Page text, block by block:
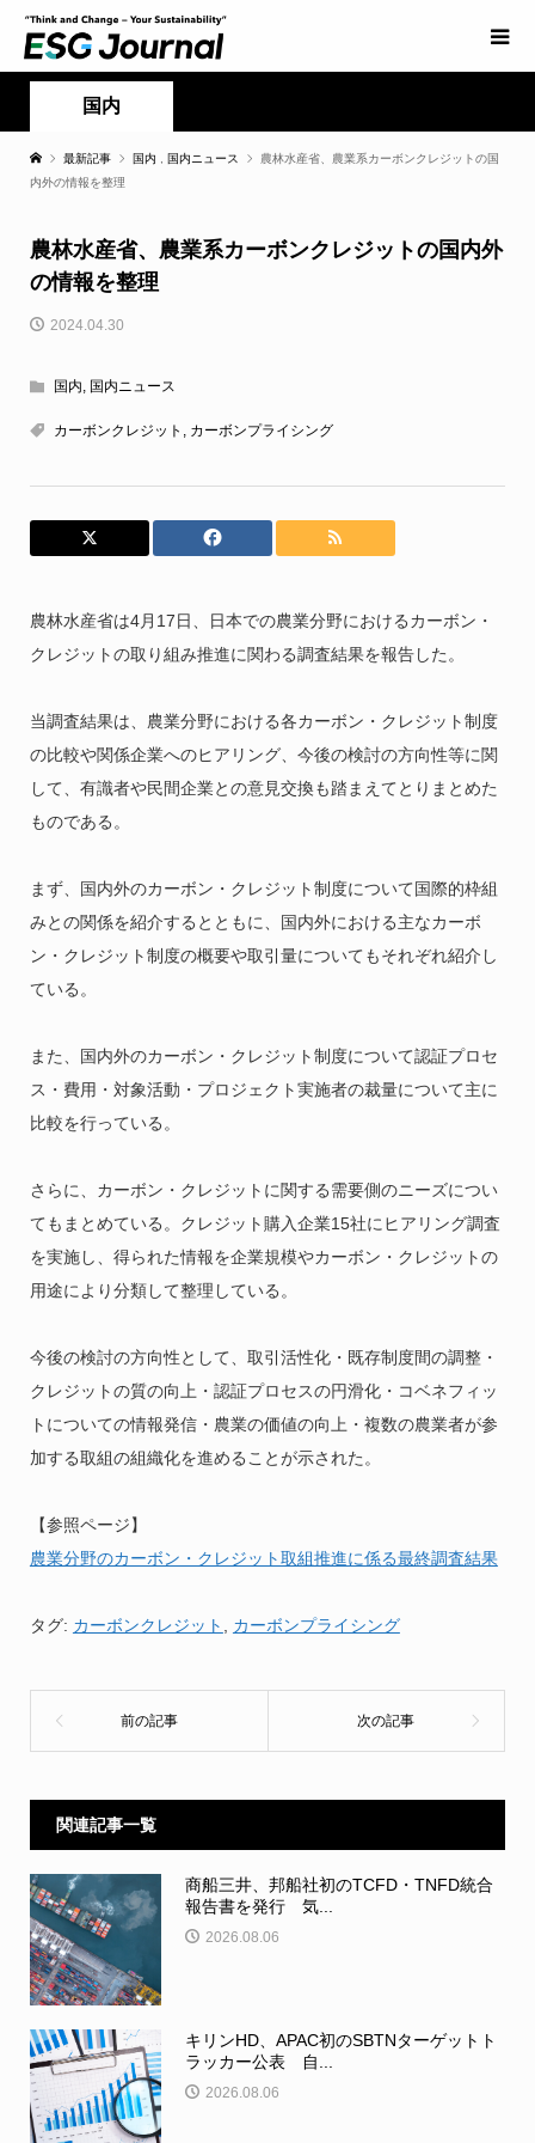
国内
最新記事 国内 国内ニュース
農林水産省、農業系カーボンクレジットの国
内外の情報を整理
農林水産省、農業系カーボンクレジットの国内外
の情報を整理
2024.04.30
国内, 国内ニュース
カーボンクレジット , カーボンプライシング
農林水産省は4月17日、日本での農業分野におけるカーボン・
クレジットの取り組み推進に関わる調査結果を報告した。
当調査結果は、農業分野における各カーボン・クレジット制度
の比較や関係企業へのヒアリング、今後の検討の方向性等に関
して、有識者や民間企業との意見交換も踏まえてとりまとめた
ものである。
まず、国内外のカーボン・クレジット制度について国際的枠組
みとの関係を紹介するとともに、国内外における主なカーボ
ン・クレジット制度の概要や取引量についてもそれぞれ紹介し
ている。
また、国内外のカーボン・クレジット制度について認証プロセ
ス・費用・対象活動・プロジェクト実施者の裁量について主に
比較を行っている。
さらに、カーボン・クレジットに関する需要側のニーズについ
てもまとめている。クレジット購入企業15社にヒアリング調査
を実施し、得られた情報を企業規模やカーボン・クレジットの
用途により分類して整理している。
今後の検討の方向性として、取引活性化・既存制度間の調整・
クレジットの質の向上・認証プロセスの円滑化・コベネフィッ
トについての情報発信・農業の価値の向上・複数の農業者が参
加する取組の組織化を進めることが示された。
【参照ページ】
農業分野のカーボン・クレジット取組推進に係る最終調査結果
タグ: カーボンクレジット カーボンプライシング
関連記事一覧
商船三井、邦船社初のTCFD・TNFD統合
報告書を発行 気...
2026.08.06
キリンHD、APAC初のSBTNターゲットト
ラッカー公表 自...
2026.08.06